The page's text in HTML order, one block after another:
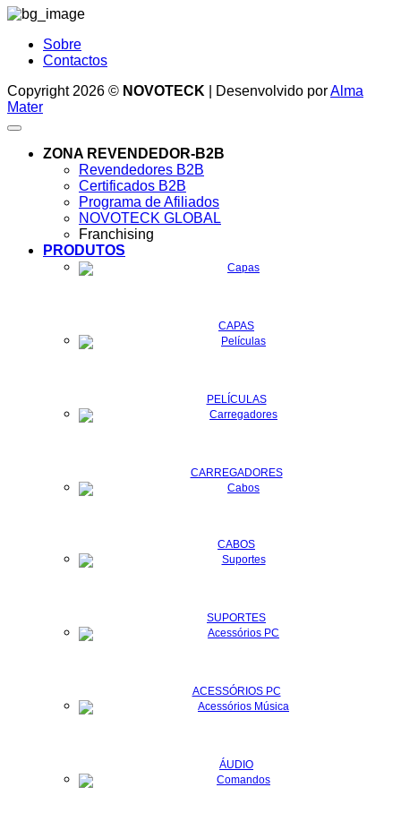
Sobre
Contactos
Copyright 2026 © NOVOTECK | Desenvolvido porAlma
Mater
ZONA REVENDEDOR-B2B
Revendedores B2B
Certificados B2B
Programa de Afiliados
NOVOTECK GLOBAL
Franchising
PRODUTOS
CAPAS
PELÍCULAS
CARREGADORES
CABOS
SUPORTES
ACESSÓRIOS PC
ÁUDIO